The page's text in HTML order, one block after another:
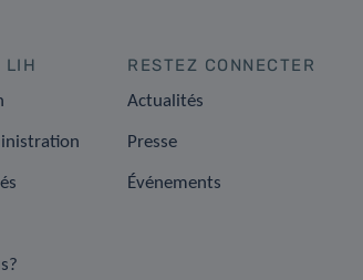
LIH RESTEZ CONNECTER
Actualités
Presse
Événements